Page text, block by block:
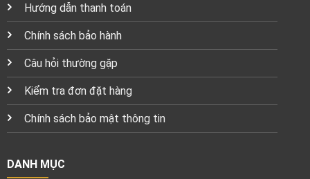
Hướng dẫn thanh toán
Chính sách bảo hành
Câu hỏi thường gặp
Kiểm tra đơn đặt hàng
Chính sách bảo mật thông tin
DANH MỤC